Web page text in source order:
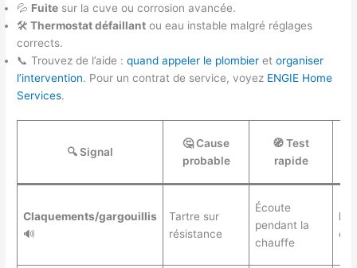
💦 Fuite sur la cuve ou corrosion avancée.
🛠️Thermostat défaillant ou eau instable malgré réglages
corrects.
📞 Trouvez de l’aide :quand appeler le plombier etorganiser
l’intervention. Pour un contrat de service, voyez ENGIE Home
Services.
🔍 Signal
🤔 Cause
probable
🧭 Test
rapide
Claquements/gargouillis
🔊
Tartre sur
résistance
Écoute
pendant la
chauffe